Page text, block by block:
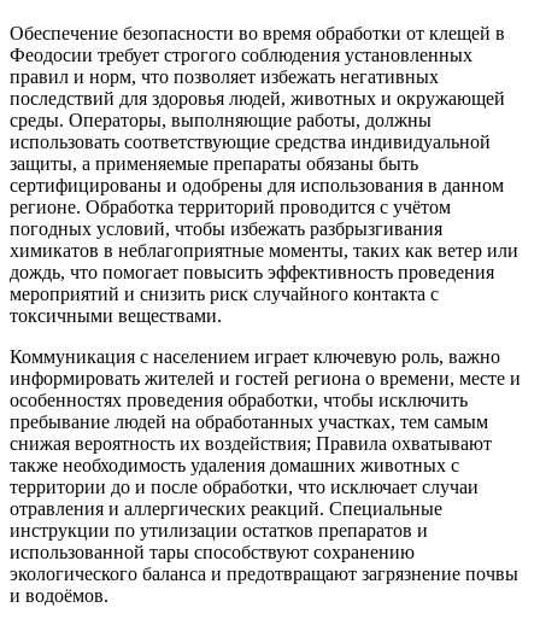
Обеспечение безопасности во время обработки от клещей в
Феодосии требует строгого соблюдения установленных
правил и норм, что позволяет избежать негативных
последствий для здоровья людей, животных и окружающей
среды. Операторы, выполняющие работы, должны
использовать соответствующие средства индивидуальной
защиты, а применяемые препараты обязаны быть
сертифицированы и одобрены для использования в данном
регионе. Обработка территорий проводится с учётом
погодных условий, чтобы избежать разбрызгивания
химикатов в неблагоприятные моменты, таких как ветер или
дождь, что помогает повысить эффективность проведения
мероприятий и снизить риск случайного контакта с
токсичными веществами.
Коммуникация с населением играет ключевую роль, важно
информировать жителей и гостей региона о времени, месте и
особенностях проведения обработки, чтобы исключить
пребывание людей на обработанных участках, тем самым
снижая вероятность их воздействия; Правила охватывают
также необходимость удаления домашних животных с
территории до и после обработки, что исключает случаи
отравления и аллергических реакций. Специальные
инструкции по утилизации остатков препаратов и
использованной тары способствуют сохранению
экологического баланса и предотвращают загрязнение почвы
и водоёмов.